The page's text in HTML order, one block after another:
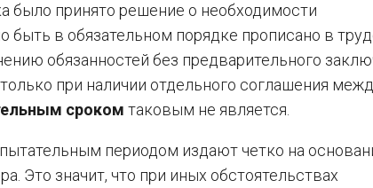
было принято решение о необходимости
быть в обязательном порядке прописано в
обязанностей без предварительного
при наличии отдельного соглашения
сроком таковым не является.
периодом издают четко на
Это значит, что при иных обстоятельствах